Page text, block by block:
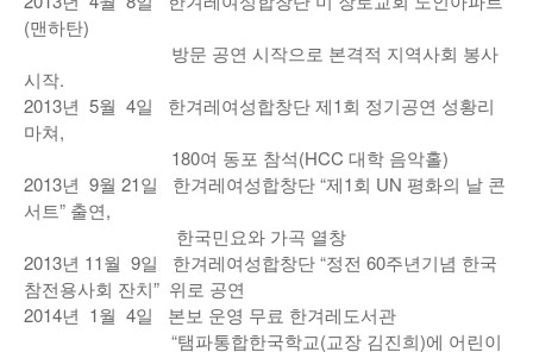
(맨하탄)
방문 공연 시작으로 본격적 지역사회 봉사
시작.
2013년 5월 4일 한겨레여성합창단 제1회 정기공연 성황리
마쳐,
180여 동포 참석(HCC 대학 음악홀)
2013년 9월 21일 한겨레여성합창단 “제1회 UN 평화의 날 콘
서트” 출연,
한국민요와 가곡 열창
2013년 11월 9일 한겨레여성합창단 “정전 60주년기념 한국
참전용사회 잔치” 위로 공연
2014년 1월 4일 본보 운영 무료 한겨레도서관
“탬파통합한국학교(교장 김진희)에 어린이